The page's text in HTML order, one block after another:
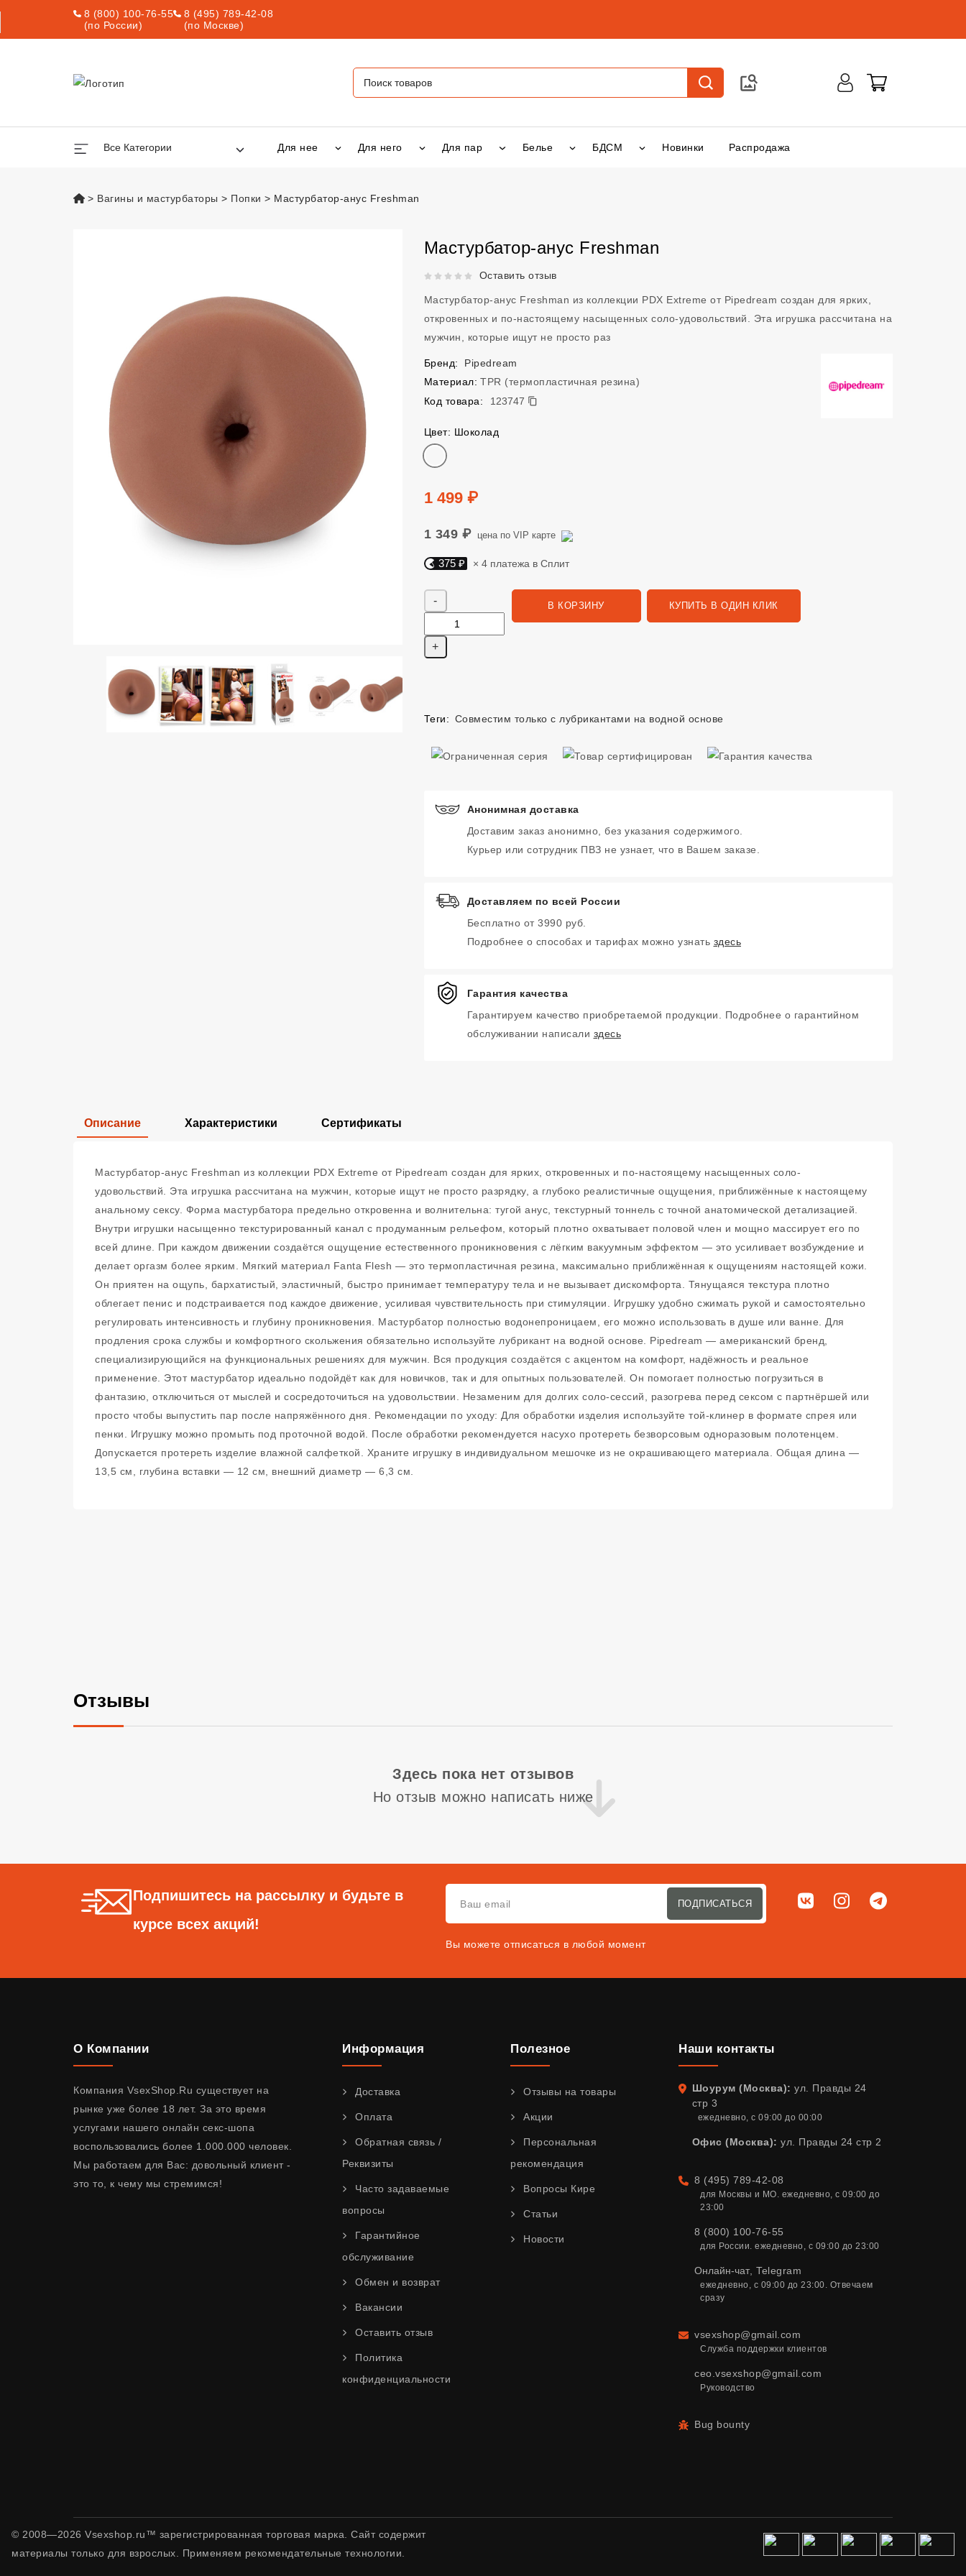
8 (800) 100-76-55
(по России)
8 (495) 789-42-08
(по Москве)
Все Категории Для нее Для него Для пар Белье БДСМ Новинки Распродажа
vsexshop.ru
Вагины и мастурбаторы Попки Мастурбатор-анус Freshman
Мастурбатор-анус Freshman
Рейтинг 5 из 5.Оставить отзыв
Мастурбатор-анус Freshman из коллекции PDX Extreme от Pipedream создан для ярких,
откровенных и по-настоящему насыщенных соло-удовольствий. Эта игрушка рассчитана на
мужчин, которые ищут не просто раз
Бренд:
Pipedream
Материал: TPR (термопластичная резина)
Код товара:
123747
123747
Цвет: Шоколад
Цвет
Цена
1 499 ₽
1 349 ₽ цена по VIP карте
Яндекс Сплит. 375 руб, 4 платежа в Сплит
375 ₽ × 4 платежа в Сплит
В КОРЗИНУ КУПИТЬ В ОДИН КЛИК
Теги: Совместим только с лубрикантами на водной основе
Анонимная доставка
Доставим заказ анонимно, без указания содержимого.
Курьер или сотрудник ПВЗ не узнает, что в Вашем заказе.
Доставляем по всей России
Бесплатно от 3990 руб.
Подробнее о способах и тарифах можно узнать здесь
Гарантия качества
Гарантируем качество приобретаемой продукции. Подробнее о гарантийном
обслуживании написали здесь
Описание Характеристики Сертификаты
Мастурбатор-анус Freshman из коллекции PDX Extreme от Pipedream создан для ярких, откровенных и по-настоящему насыщенных соло-
удовольствий. Эта игрушка рассчитана на мужчин, которые ищут не просто разрядку, а глубоко реалистичные ощущения, приближённые к настоящему
анальному сексу. Форма мастурбатора предельно откровенна и волнительна: тугой анус, текстурный тоннель с точной анатомической детализацией.
Внутри игрушки насыщенно текстурированный канал с продуманным рельефом, который плотно охватывает половой член и мощно массирует его по
всей длине. При каждом движении создаётся ощущение естественного проникновения с лёгким вакуумным эффектом — это усиливает возбуждение и
делает оргазм более ярким. Мягкий материал Fanta Flesh — это термопластичная резина, максимально приближённая к ощущениям настоящей кожи.
Он приятен на ощупь, бархатистый, эластичный, быстро принимает температуру тела и не вызывает дискомфорта. Тянущаяся текстура плотно
облегает пенис и подстраивается под каждое движение, усиливая чувствительность при стимуляции. Игрушку удобно сжимать рукой и самостоятельно
регулировать интенсивность и глубину проникновения. Мастурбатор полностью водонепроницаем, его можно использовать в душе или ванне. Для
продления срока службы и комфортного скольжения обязательно используйте лубрикант на водной основе. Pipedream — американский бренд,
специализирующийся на функциональных решениях для мужчин. Вся продукция создаётся с акцентом на комфорт, надёжность и реальное
применение. Этот мастурбатор идеально подойдёт как для новичков, так и для опытных пользователей. Он помогает полностью погрузиться в
фантазию, отключиться от мыслей и сосредоточиться на удовольствии. Незаменим для долгих соло-сессий, разогрева перед сексом с партнёршей или
просто чтобы выпустить пар после напряжённого дня. Рекомендации по уходу: Для обработки изделия используйте той-клинер в формате спрея или
пенки. Игрушку можно промыть под проточной водой. После обработки рекомендуется насухо протереть безворсовым одноразовым полотенцем.
Допускается протереть изделие влажной салфеткой. Храните игрушку в индивидуальном мешочке из не окрашивающего материала. Общая длина —
13,5 см, глубина вставки — 12 см, внешний диаметр — 6,3 см.
Отзывы
Здесь пока нет отзывов
Но отзыв можно написать ниже
Подпишитесь на рассылку и будьте в
курсе всех акций!
ПОДПИСАТЬСЯ
Вы можете отписаться в любой момент
Мы в соц. сетях
ВКонтактеInstagramTelegram
О Компании
Компания VsexShop.Ru существует на
рынке уже более 18 лет. За это время
услугами нашего онлайн секс-шопа
воспользовались более 1.000.000 человек.
Мы работаем для Вас: довольный клиент -
это то, к чему мы стремимся!
Информация
Доставка
Оплата
Обратная связь /
Реквизиты
Часто задаваемые
вопросы
Гарантийное
обслуживание
Обмен и возврат
Вакансии
Оставить отзыв
Политика
конфиденциальности
Полезное
Отзывы на товары
Акции
Персональная
рекомендация
Вопросы Кире
Статьи
Новости
Наши контакты
Адрес
Шоурум (Москва): ул. Правды 24
стр 3
ежедневно, с 09:00 до 00:00
Офис (Москва): ул. Правды 24 стр 2
Телефон
8 (495) 789-42-08
для Москвы и МО. ежедневно, с 09:00 до
23:00
8 (800) 100-76-55
для России. ежедневно, с 09:00 до 23:00
Онлайн-чат,Telegram
ежедневно, с 09:00 до 23:00. Отвечаем
сразу
Email
vsexshop@gmail.com
Служба поддержки клиентов
ceo.vsexshop@gmail.com
Руководство
Bug bounty
© 2008—2026 Vsexshop.ru™ зарегистрированная торговая марка. Сайт содержит
материалы только для взрослых. Применяем рекомендательные технологии.